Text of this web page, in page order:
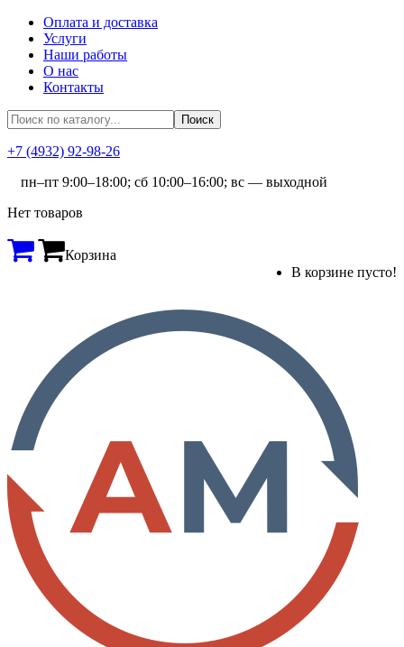
Оплата и доставка
Услуги
Наши работы
О нас
Контакты
+7 (4932) 92-98-26
пн–пт 9:00–18:00; сб 10:00–16:00; вс — выходной
Нет товаров
Корзина
В корзине пусто!